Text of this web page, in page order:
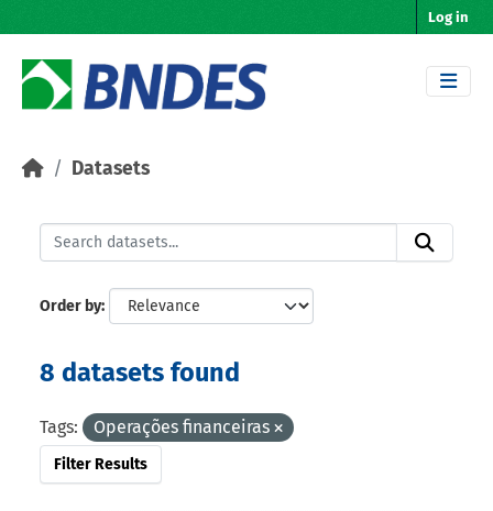
Log in
Datasets
Order by
8 datasets found
Tags: Operações financeiras
Filter Results